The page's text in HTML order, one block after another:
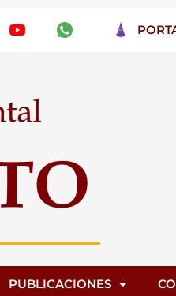
PUBLICACIONES